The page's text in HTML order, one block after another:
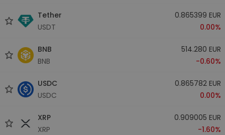
Tether
USDT
0.865399 EUR
0.00%
BNB
BNB
514.280 EUR
-0.60%
USDC
USDC
0.865782 EUR
0.00%
XRP
XRP
0.909005 EUR
-1.60%